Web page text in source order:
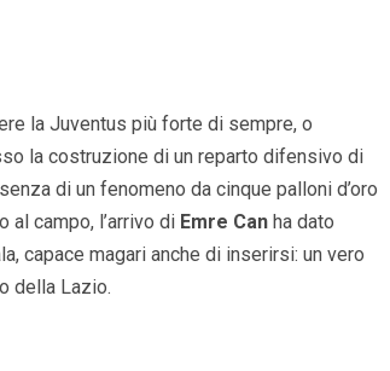
la Juventus più forte di sempre, o
la costruzione di un reparto difensivo di
di un fenomeno da cinque palloni d’oro
campo, l’arrivo di Emre Can ha dato
capace magari anche di inserirsi: un vero
della Lazio.